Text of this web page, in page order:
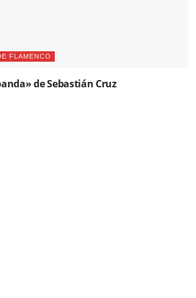
FLAMENCO
de Sebastián Cruz